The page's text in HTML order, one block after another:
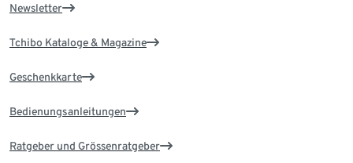
Newsletter
Tchibo Kataloge & Magazine
Geschenkkarte
Bedienungsanleitungen
Ratgeber und Grössenratgeber